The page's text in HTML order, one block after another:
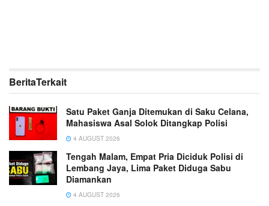
BeritaTerkait
Satu Paket Ganja Ditemukan di Saku Celana,
Mahasiswa Asal Solok Ditangkap Polisi
4 AUGUST 2026
Tengah Malam, Empat Pria Diciduk Polisi di
Lembang Jaya, Lima Paket Diduga Sabu
Diamankan
4 AUGUST 2026